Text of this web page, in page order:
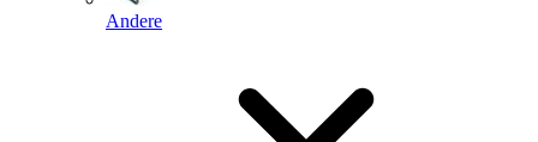
Andere